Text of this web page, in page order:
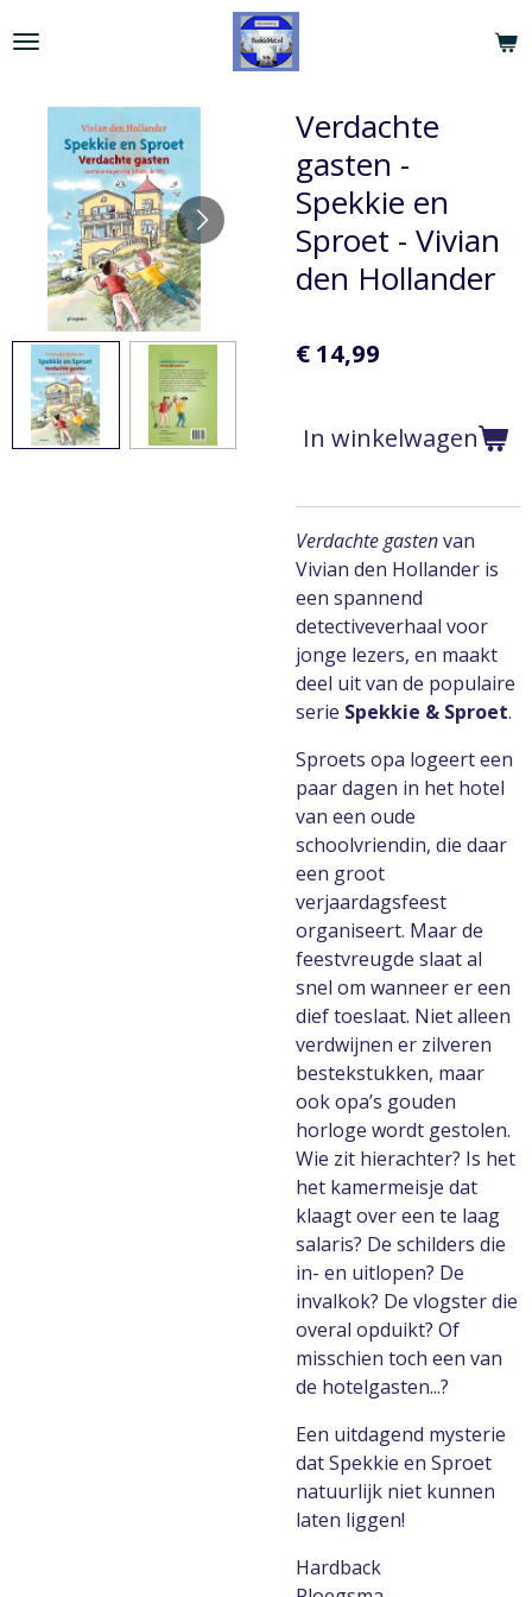
direct
hoofdinhoud
Verdachte
gasten -
Spekkie en
Sproet - Vivian
den Hollander
€ 14,99
In winkelwagen
Verdachte gastenvan
Vivian den Hollander is
een spannend
detectiveverhaal voor
jonge lezers, en maakt
deel uit van de populaire
serie Spekkie & Sproet.
Sproets opa logeert een
paar dagen in het hotel
van een oude
schoolvriendin, die daar
een groot
verjaardagsfeest
organiseert. Maar de
feestvreugde slaat al
snel om wanneer er een
dief toeslaat. Niet alleen
verdwijnen er zilveren
bestekstukken, maar
ook opa’s gouden
horloge wordt gestolen.
Wie zit hierachter? Is het
het kamermeisje dat
klaagt over een te laag
salaris? De schilders die
in- en uitlopen? De
invalkok? De vlogster die
overal opduikt? Of
misschien toch een van
de hotelgasten...?
Een uitdagend mysterie
dat Spekkie en Sproet
natuurlijk niet kunnen
laten liggen!
Hardback